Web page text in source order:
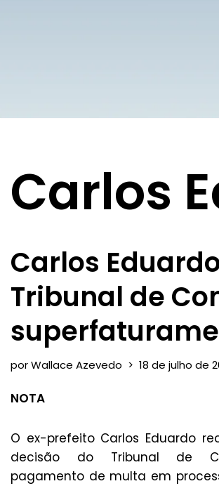
Carlos
Carlos
Tribunal de
porWallace Azevedo 18 de julho de
NOTA
O ex-prefeito Carlos Eduardo
decisão do Tribunal de
pagamento de multa em